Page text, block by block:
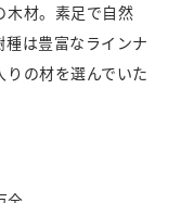
木材。素足で自然
は豊富なラインナ
の材を選んでいた